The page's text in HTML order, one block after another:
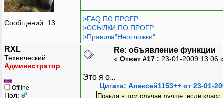
Сообщений: 13
>FAQ ПО ПРОГР.
>ССЫЛКИ ПО ПРОГР.
>Правила"Неотложки"
RXL
Технический
Администратор
Offline
Пол:
Re: объявление функции
« Ответ #17 : 23-01-2009 13:06
Это я о...
Цитата: Алексей1153++ от 23-01-
Правда в том случае лучше, если класс